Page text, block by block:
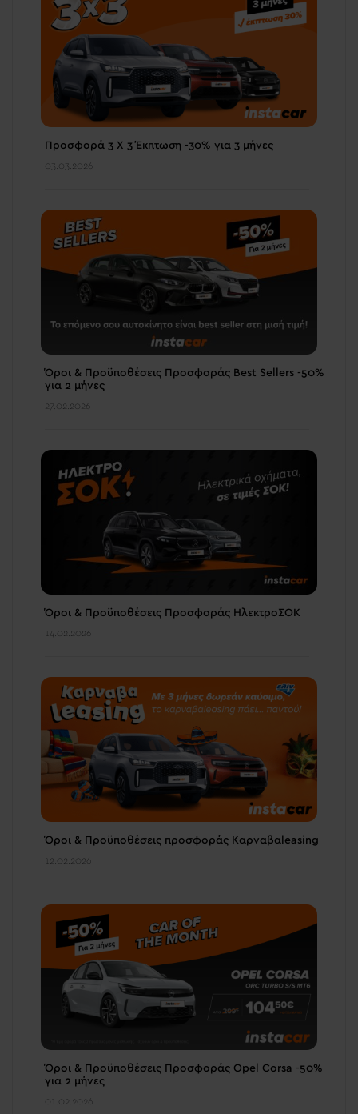
Προσφορά 3 Χ 3 Έκπτωση -30% για 3 μήνες
03.03.2026
Όροι & Προϋποθέσεις Προσφοράς Best Sellers -50%
για 2 μήνες
27.02.2026
Όροι & Προϋποθέσεις Προσφοράς ΗλεκτροΣΟΚ
14.02.2026
Όροι & Προϋποθέσεις προσφοράς Καρναβαleasing
12.02.2026
Όροι & Προϋποθέσεις Προσφοράς Opel Corsa -50%
για 2 μήνες
01.02.2026